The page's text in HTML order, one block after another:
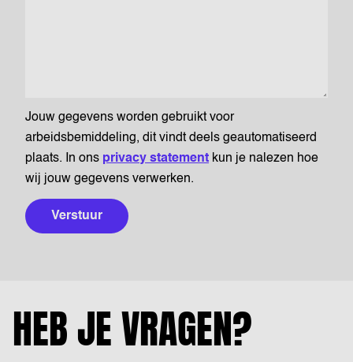
Jouw gegevens worden gebruikt voor
arbeidsbemiddeling, dit vindt deels geautomatiseerd
plaats. In ons privacy statement kun je nalezen hoe
wij jouw gegevens verwerken.
Verstuur
HEB JE VRAGEN?